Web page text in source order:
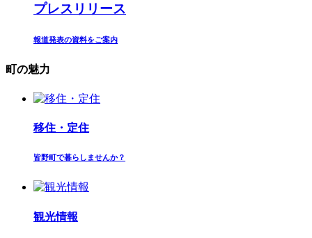
プレスリリース
報道発表の資料をご案内
町の魅力
移住・定住
皆野町で暮らしませんか？
観光情報